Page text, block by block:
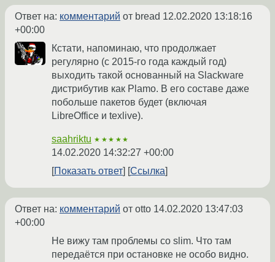
Ответ на: комментарий от bread 12.02.2020 13:18:16
+00:00
Кстати, напоминаю, что продолжает
регулярно (с 2015-го года каждый год)
выходить такой основанный на Slackware
дистрибутив как Plamo. В его составе даже
побольше пакетов будет (включая
LibreOffice и texlive).
saahriktu ★★★★★
14.02.2020 14:32:27 +00:00
Показать ответ
Ссылка
Ответ на: комментарий от otto 14.02.2020 13:47:03
+00:00
Не вижу там проблемы со slim. Что там
передаётся при остановке не особо видно.